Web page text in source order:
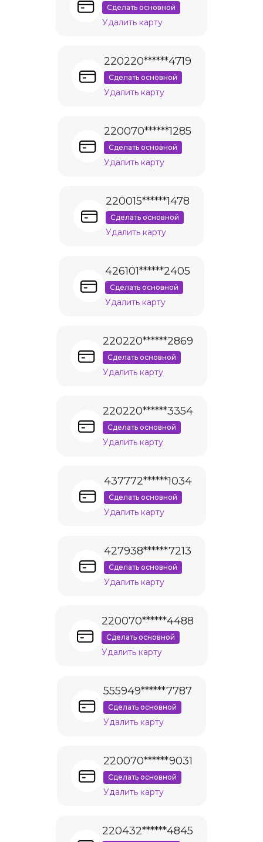
Сделать основной
Удалить карту
220220******4719
Сделать основной
Удалить карту
220070******1285
Сделать основной
Удалить карту
220015******1478
Сделать основной
Удалить карту
426101******2405
Сделать основной
Удалить карту
220220******2869
Сделать основной
Удалить карту
220220******3354
Сделать основной
Удалить карту
437772******1034
Сделать основной
Удалить карту
427938******7213
Сделать основной
Удалить карту
220070******4488
Сделать основной
Удалить карту
555949******7787
Сделать основной
Удалить карту
220070******9031
Сделать основной
Удалить карту
220432******4845